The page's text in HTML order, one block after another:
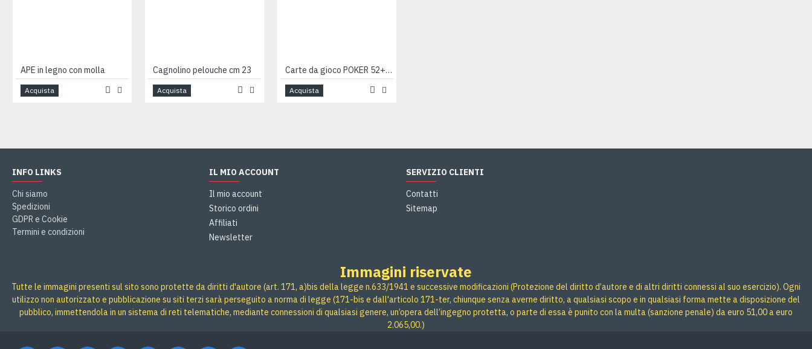
APE in legno con molla
Acquista
Cagnolino pelouche cm 23
Acquista
Carte da gioco POKER 52+2 BLU
Acquista
INFO LINKS
Chi siamo
Spedizioni
GDPR e Cookie
Termini e condizioni
IL MIO ACCOUNT
Il mio account
Storico ordini
Affiliati
Newsletter
SERVIZIO CLIENTI
Contatti
Sitemap
Immagini riservate
Tutte le immagini presenti sul sito sono protette da diritti d'autore (art. 171, a)bis della legge n.633/1941 e successive modificazioni (Protezione del diritto d’autore e di altri diritti connessi al suo esercizio). Ogni
utilizzo non autorizzato e pubblicazione su siti terzi sarà perseguito a norma di legge (171-bis e dall'articolo 171-ter, chiunque senza averne diritto, a qualsiasi scopo e in qualsiasi forma mette a disposizione del
pubblico, immettendola in un sistema di reti telematiche, mediante connessioni di qualsiasi genere, un’opera dell’ingegno protetta, o parte di essa è punito con la multa (sanzione penale) da euro 51,00 a euro
2.065,00.)